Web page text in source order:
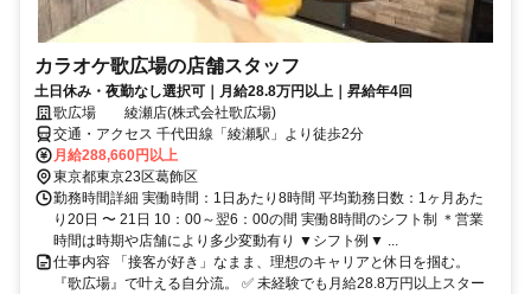
カラオケ歌広場の店舗スタッフ
土日休み・夜勤なし選択可｜月給28.8万円以上｜昇給年4回
歌広場 綾瀬店(株式会社歌広場)
交通・アクセス 千代田線「綾瀬駅」より徒歩2分
月給288,660円以上
東京都東京23区葛飾区
勤務時間詳細 実働時間：1日あたり8時間 平均勤務日数：1ヶ月あた
り20日 〜 21日 10：00～翌6：00の間 実働8時間のシフト制 ＊営業
時間は時期や店舗により多少変動有り ▼シフト例▼ ...
仕事内容 「接客が好き」なまま、理想のキャリアと休日を掴む。
『歌広場』で叶える自分流。 ✅ 未経験でも月給28.8万円以上スター